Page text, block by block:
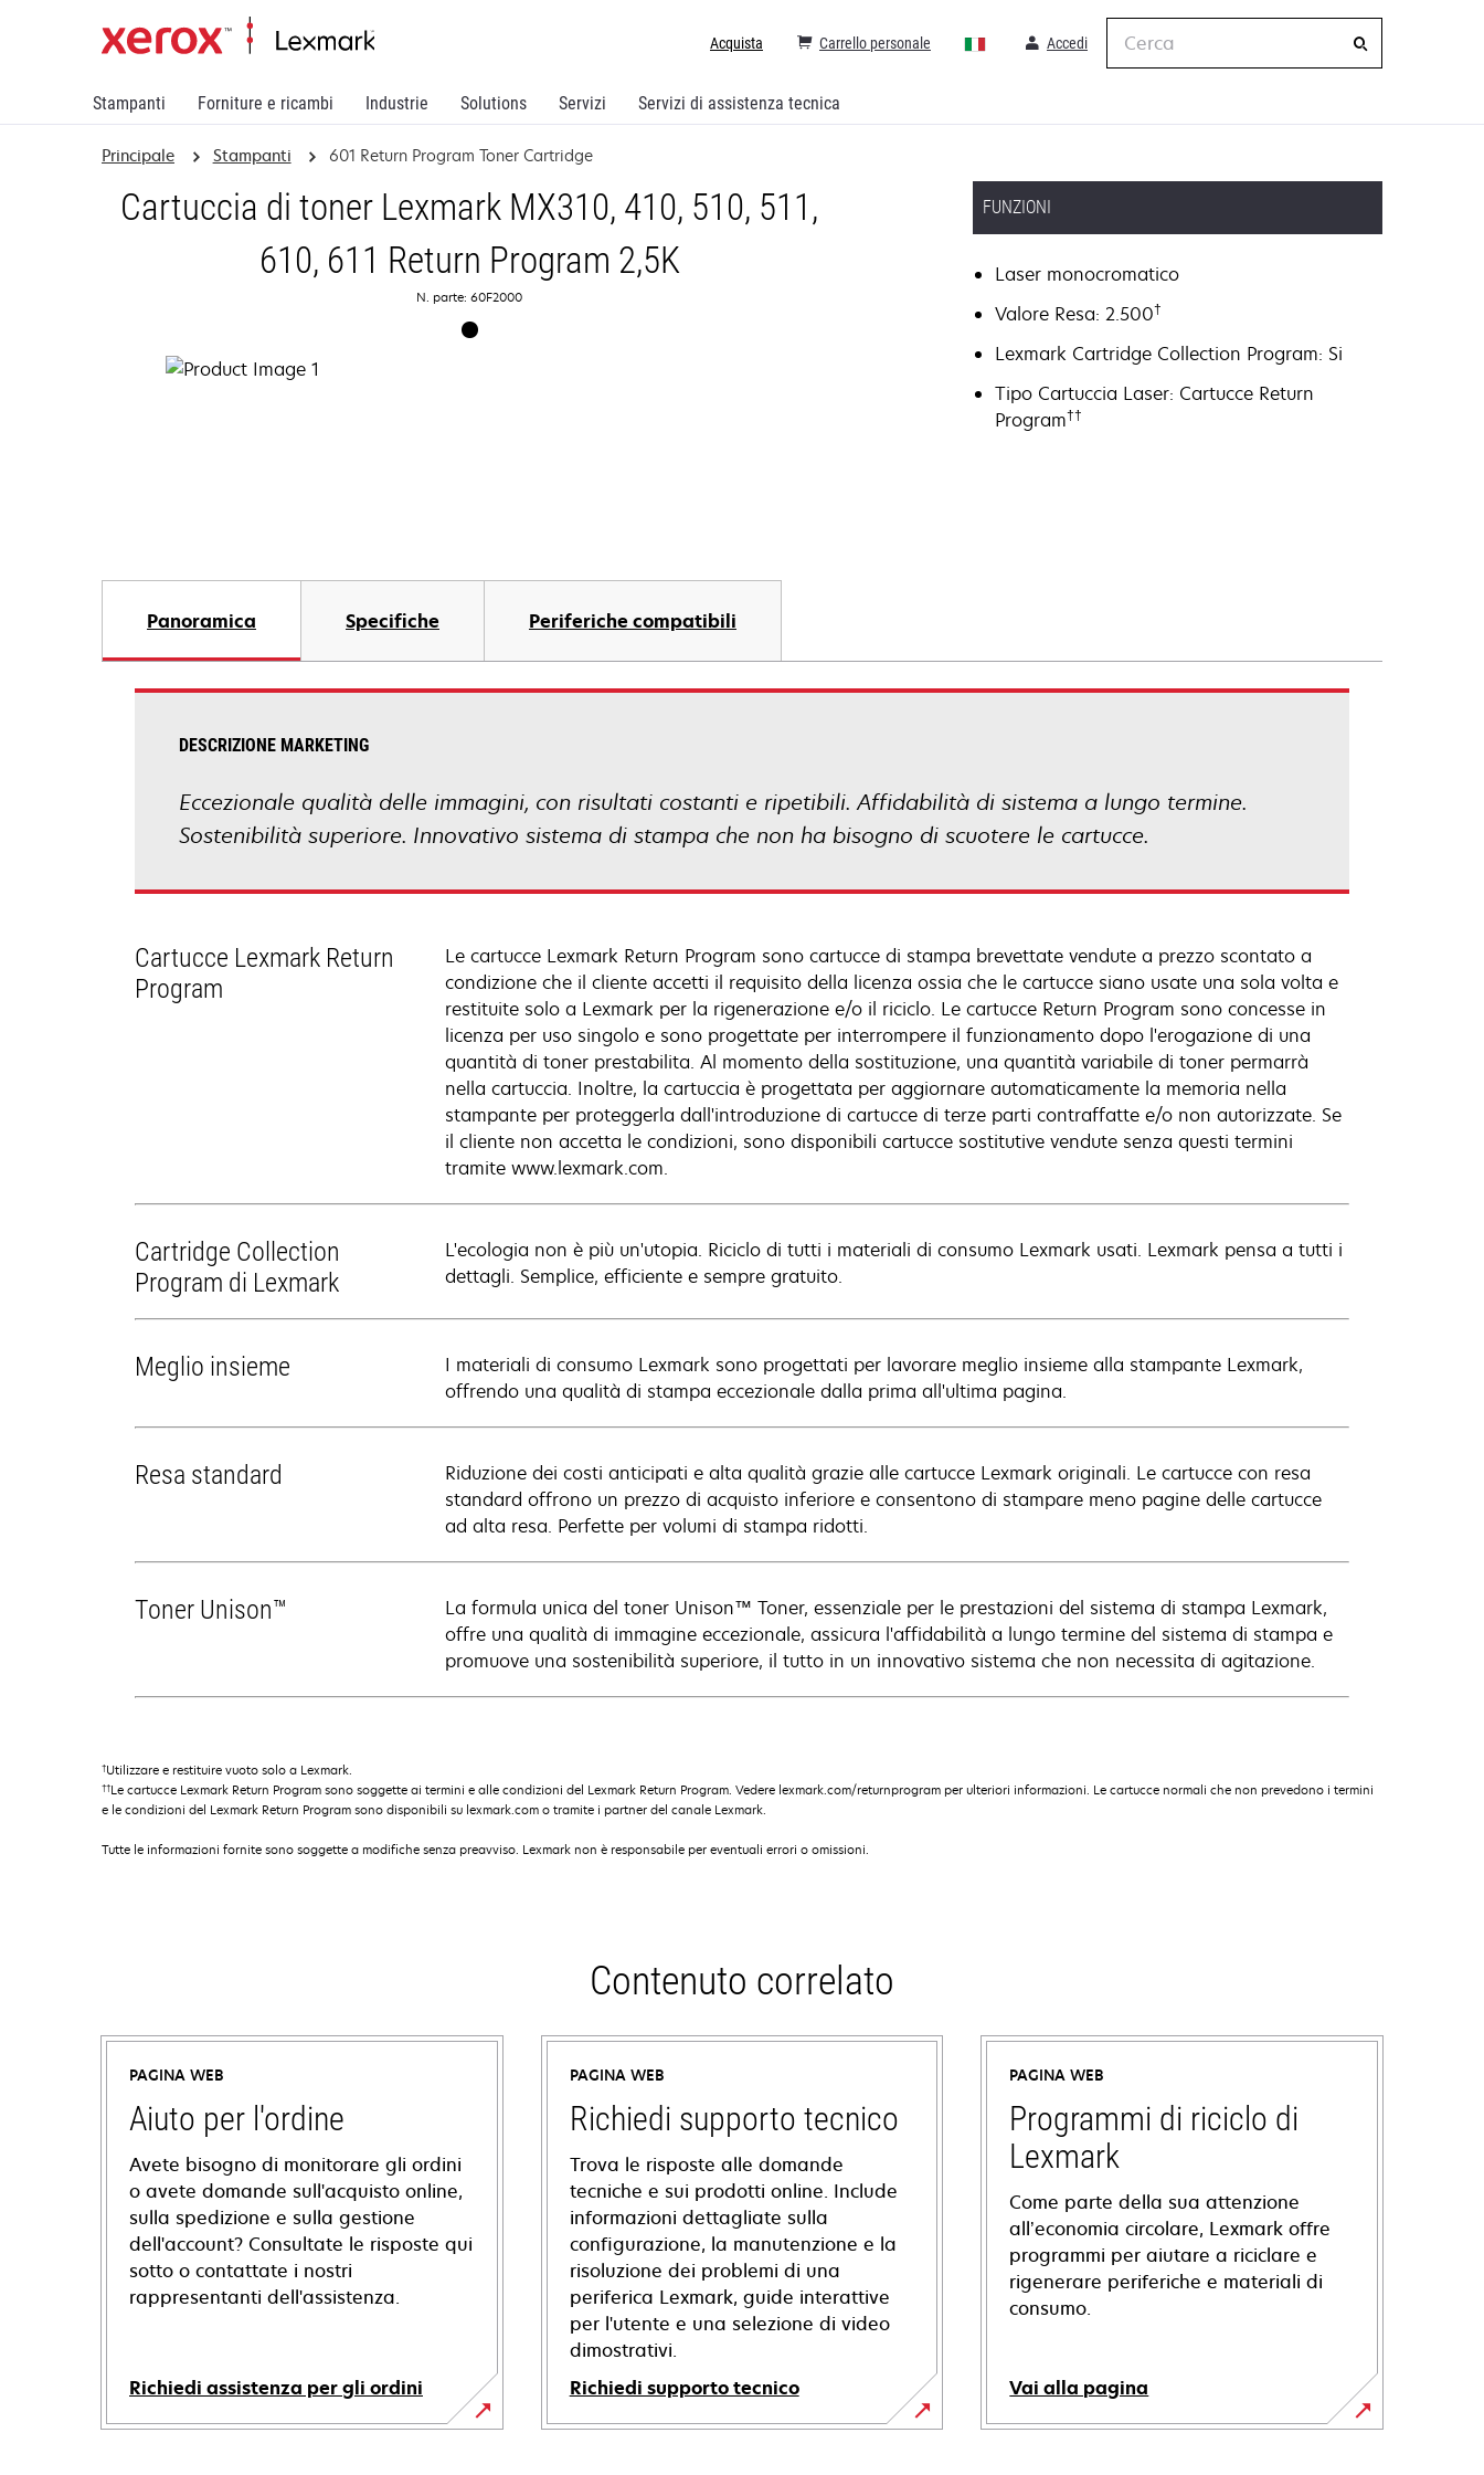
Stampanti Forniture e ricambi Industrie Solutions Servizi Servizi di assistenza tecnica
Accedi
Carrello personale
Acquista
Principale Stampanti 601 Return Program Toner Cartridge
Cartuccia di toner Lexmark MX310, 410, 510, 511,
610, 611 Return Program 2,5K
N. parte: 60F2000
FUNZIONI
Laser monocromatico
Valore Resa: 2.500†
Lexmark Cartridge Collection Program: Si
Tipo Cartuccia Laser: Cartucce Return
Program††
Panoramica Specifiche Periferiche compatibili
DESCRIZIONE MARKETING
Eccezionale qualità delle immagini, con risultati costanti e ripetibili. Affidabilità di sistema a lungo termine.
Sostenibilità superiore. Innovativo sistema di stampa che non ha bisogno di scuotere le cartucce.
Cartucce Lexmark Return
Program
Le cartucce Lexmark Return Program sono cartucce di stampa brevettate vendute a prezzo scontato a
condizione che il cliente accetti il requisito della licenza ossia che le cartucce siano usate una sola volta e
restituite solo a Lexmark per la rigenerazione e/o il riciclo. Le cartucce Return Program sono concesse in
licenza per uso singolo e sono progettate per interrompere il funzionamento dopo l'erogazione di una
quantità di toner prestabilita. Al momento della sostituzione, una quantità variabile di toner permarrà
nella cartuccia. Inoltre, la cartuccia è progettata per aggiornare automaticamente la memoria nella
stampante per proteggerla dall'introduzione di cartucce di terze parti contraffatte e/o non autorizzate. Se
il cliente non accetta le condizioni, sono disponibili cartucce sostitutive vendute senza questi termini
tramite www.lexmark.com.
Cartridge Collection
Program di Lexmark
L'ecologia non è più un'utopia. Riciclo di tutti i materiali di consumo Lexmark usati. Lexmark pensa a tutti i
dettagli. Semplice, efficiente e sempre gratuito.
Meglio insieme
I materiali di consumo Lexmark sono progettati per lavorare meglio insieme alla stampante Lexmark,
offrendo una qualità di stampa eccezionale dalla prima all'ultima pagina.
Resa standard
Riduzione dei costi anticipati e alta qualità grazie alle cartucce Lexmark originali. Le cartucce con resa
standard offrono un prezzo di acquisto inferiore e consentono di stampare meno pagine delle cartucce
ad alta resa. Perfette per volumi di stampa ridotti.
Toner Unison™
La formula unica del toner Unison™ Toner, essenziale per le prestazioni del sistema di stampa Lexmark,
offre una qualità di immagine eccezionale, assicura l'affidabilità a lungo termine del sistema di stampa e
promuove una sostenibilità superiore, il tutto in un innovativo sistema che non necessita di agitazione.
†Utilizzare e restituire vuoto solo a Lexmark.
††Le cartucce Lexmark Return Program sono soggette ai termini e alle condizioni del Lexmark Return Program. Vedere lexmark.com/returnprogram per ulteriori informazioni. Le cartucce normali che non prevedono i termini
e le condizioni del Lexmark Return Program sono disponibili su lexmark.com o tramite i partner del canale Lexmark.
Tutte le informazioni fornite sono soggette a modifiche senza preavviso. Lexmark non è responsabile per eventuali errori o omissioni.
Contenuto correlato
PAGINA WEB
Aiuto per l'ordine
Avete bisogno di monitorare gli ordini
o avete domande sull'acquisto online,
sulla spedizione e sulla gestione
dell'account? Consultate le risposte qui
sotto o contattate i nostri
rappresentanti dell'assistenza.
Richiedi assistenza per gli ordini
PAGINA WEB
Richiedi supporto tecnico
Trova le risposte alle domande
tecniche e sui prodotti online. Include
informazioni dettagliate sulla
configurazione, la manutenzione e la
risoluzione dei problemi di una
periferica Lexmark, guide interattive
per l'utente e una selezione di video
dimostrativi.
Richiedi supporto tecnico
si
PAGINA WEB
Programmi di riciclo di
Lexmark
Come parte della sua attenzione
all’economia circolare, Lexmark offre
programmi per aiutare a riciclare e
rigenerare periferiche e materiali di
consumo.
Vai alla pagina